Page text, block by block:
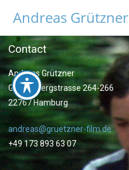
Andreas Grützner
Contact
Andreas Grützner
Grosse Bergstrasse 264-266
22767 Hamburg
andreas@gruetzner-film.de
+49 173 893 63 07